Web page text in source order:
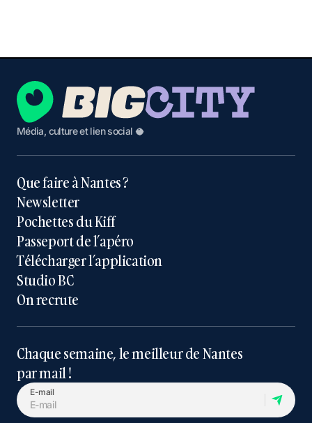
Média, culture et lien social 🥥
Que faire à Nantes ?
Newsletter
Pochettes du Kiff
Passeport de l’apéro
Télécharger l’application
Studio BC
On recrute
Chaque semaine, le meilleur de Nantes
par mail !
E-mail